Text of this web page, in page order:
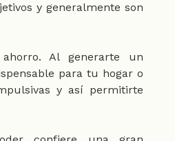
y generalmente son
Al generarte un
para tu hogar o
y así permitirte